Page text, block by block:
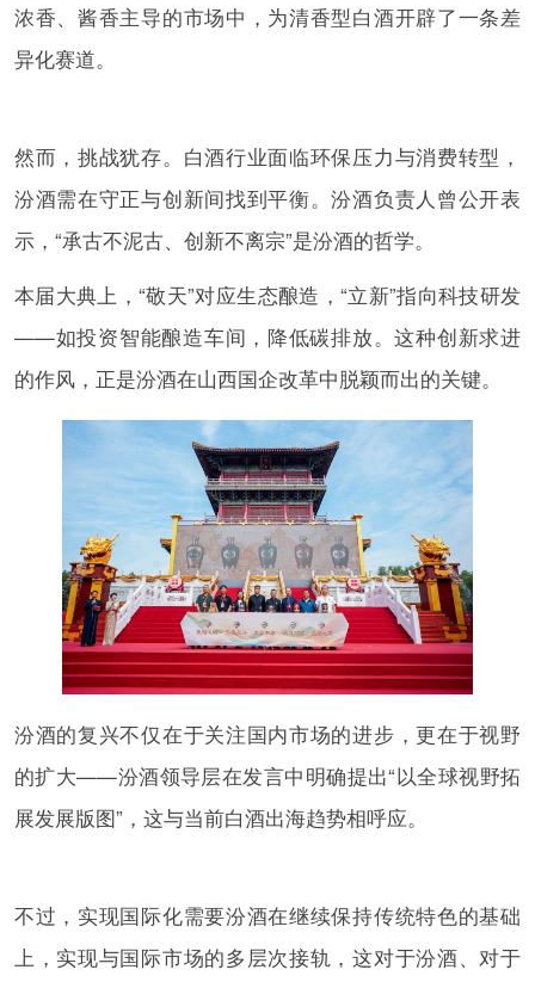
浓香、酱香主导的市场中，为清香型白酒开辟了一条差
异化赛道。
然而，挑战犹存。白酒行业面临环保压力与消费转型，
汾酒需在守正与创新间找到平衡。汾酒负责人曾公开表
示，“承古不泥古、创新不离宗”是汾酒的哲学。
本届大典上，“敬天”对应生态酿造，“立新”指向科技研发
——如投资智能酿造车间，降低碳排放。这种创新求进
的作风，正是汾酒在山西国企改革中脱颖而出的关键。
汾酒的复兴不仅在于关注国内市场的进步，更在于视野
的扩大——汾酒领导层在发言中明确提出“以全球视野拓
展发展版图”，这与当前白酒出海趋势相呼应。
不过，实现国际化需要汾酒在继续保持传统特色的基础
上，实现与国际市场的多层次接轨，这对于汾酒、对于